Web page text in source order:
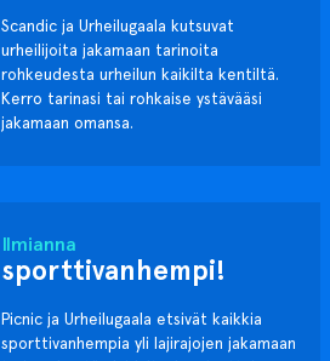
Scandic ja Urheilugaala kutsuvat
urheilijoita jakamaan tarinoita
rohkeudesta urheilun kaikilta kentiltä.
Kerro tarinasi tai rohkaise ystävääsi
jakamaan omansa.
Ilmianna
sporttivanhempi!
Picnic ja Urheilugaala etsivät kaikkia
sporttivanhempia yli lajirajojen jakamaan